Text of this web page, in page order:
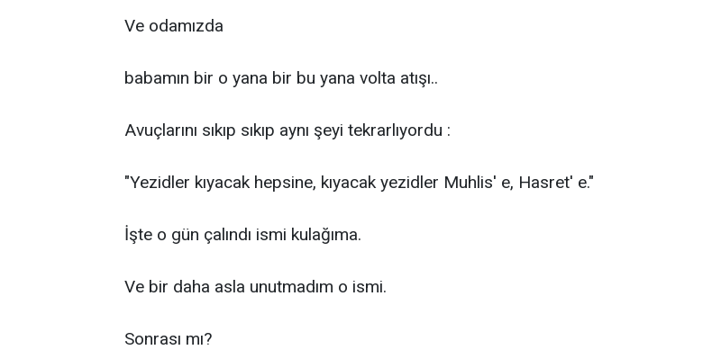
Ve odamızda
babamın bir o yana bir bu yana volta atışı..
Avuçlarını sıkıp sıkıp aynı şeyi tekrarlıyordu :
"Yezidler kıyacak hepsine, kıyacak yezidler Muhlis' e, Hasret' e."
İşte o gün çalındı ismi kulağıma.
Ve bir daha asla unutmadım o ismi.
Sonrası mı?